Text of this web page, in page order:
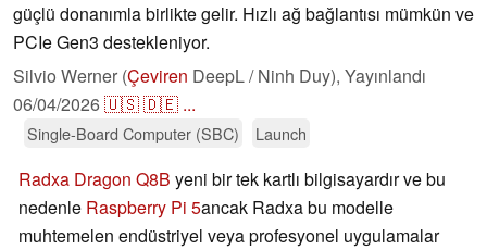
güçlü donanımla birlikte gelir. Hızlı ağ bağlantısı mümkün ve
PCIe Gen3 destekleniyor.
Silvio Werner (Çeviren DeepL / Ninh Duy), Yayınlandı
06/04/2026🇺🇸🇩🇪 ...
Single-Board Computer (SBC) Launch
Radxa Dragon Q8B yeni bir tek kartlı bilgisayardır ve bu
nedenle Raspberry Pi 5ancak Radxa bu modelle
muhtemelen endüstriyel veya profesyonel uygulamalar